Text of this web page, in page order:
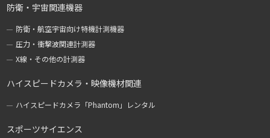
防衛・宇宙関連機器
防衛・航空宇宙向け特機計測機器
圧力・衝撃波関連計測器
X線・その他の計測器
ハイスピードカメラ・映像機材関連
ハイスピードカメラ「Phantom」レンタル
スポーツサイエンス